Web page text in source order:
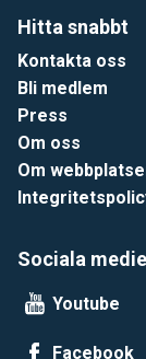
Hitta snabbt
Kontakta oss
Bli medlem
Press
Om oss
Om
Sociala
Youtube
Facebook